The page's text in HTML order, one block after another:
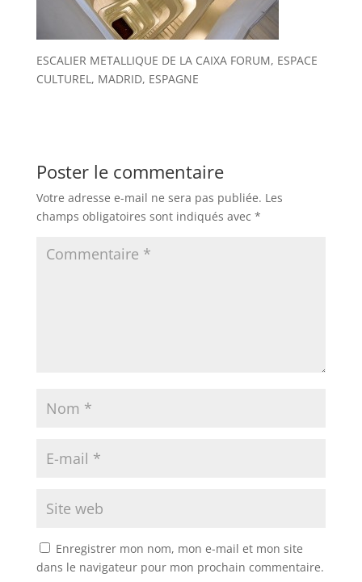
ESCALIER METALLIQUE DE LA CAIXA FORUM, ESPACE
CULTUREL, MADRID, ESPAGNE
Poster le commentaire
Votre adresse e-mail ne sera pas publiée. Les
champs obligatoires sont indiqués avec *
Enregistrer mon nom, mon e-mail et mon site
dans le navigateur pour mon prochain commentaire.